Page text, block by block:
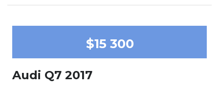
$15 300
Audi Q7 2017